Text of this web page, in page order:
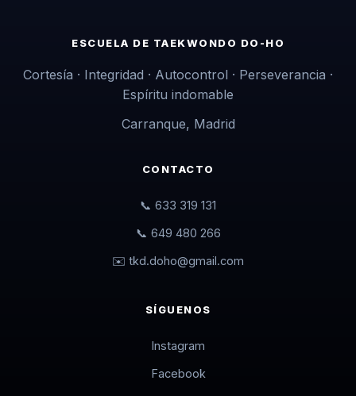
ESCUELA DE TAEKWONDO DO-HO
Cortesía · Integridad · Autocontrol · Perseverancia ·
Espíritu indomable
Carranque, Madrid
CONTACTO
📞 633 319 131
📞 649 480 266
✉️ tkd.doho@gmail.com
SÍGUENOS
Instagram
Facebook